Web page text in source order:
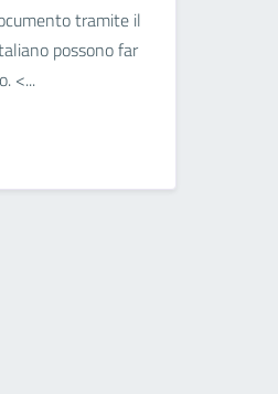
tramite il
possono far
<...